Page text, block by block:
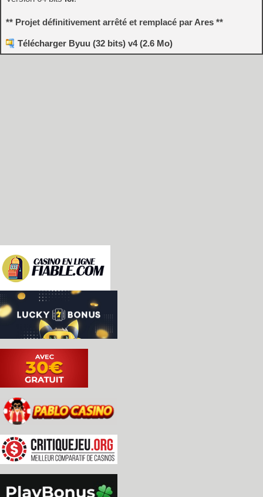
** Projet définitivement arrêté et remplacé par Ares **
Télécharger Byuu (32 bits) v4 (2.6 Mo)